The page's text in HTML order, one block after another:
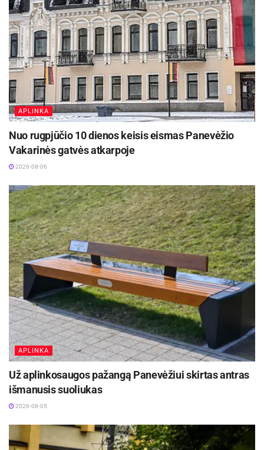
APLINKA
Nuo rugpjūčio 10 dienos keisis eismas Panevėžio
Vakarinės gatvės atkarpoje
2026-08-06
APLINKA
Už aplinkosaugos pažangą Panevėžiui skirtas antras
išmanusis suoliukas
2026-08-05